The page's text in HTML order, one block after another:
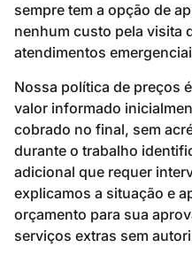
sempre tem a opção de
nenhum custo pela visita
atendimentos
Nossa política de preços
valor informado
cobrado no final, sem
durante o trabalho
adicional que requer
explicamos a situação e
orçamento para sua
serviços extras sem